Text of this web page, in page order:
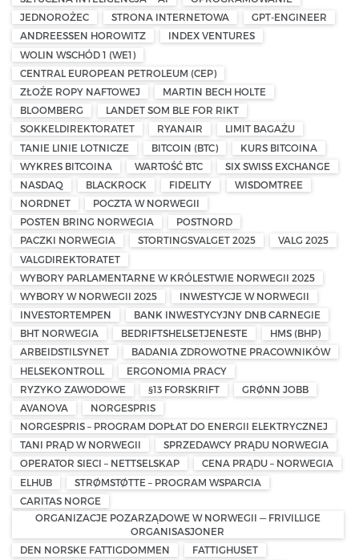
JEDNOROŻEC
STRONA INTERNETOWA
GPT-ENGINEER
ANDREESSEN HOROWITZ
INDEX VENTURES
WOLIN WSCHÓD 1 (WE1)
CENTRAL EUROPEAN PETROLEUM (CEP)
ZŁOŻE ROPY NAFTOWEJ
MARTIN BECH HOLTE
BLOOMBERG
LANDET SOM BLE FOR RIKT
SOKKELDIREKTORATET
RYANAIR
LIMIT BAGAŻU
TANIE LINIE LOTNICZE
BITCOIN (BTC)
KURS BITCOINA
WYKRES BITCOINA
WARTOŚĆ BTC
SIX SWISS EXCHANGE
NASDAQ
BLACKROCK FIDELITY
WISDOMTREE
NORDNET
POCZTA W NORWEGII
POSTEN BRING NORWEGIA
POSTNORD
PACZKI NORWEGIA
STORTINGSVALGET 2025
VALG 2025
VALGDIREKTORATET
WYBORY PARLAMENTARNE W KRÓLESTWIE NORWEGII 2025
WYBORY W NORWEGII 2025
INWESTYCJE W NORWEGII
INVESTORTEMPEN
BANK INWESTYCYJNY DNB CARNEGIE
BHT NORWEGIA
BEDRIFTSHELSETJENESTE
HMS (BHP)
ARBEIDSTILSYNET
BADANIA ZDROWOTNE PRACOWNIKÓW
HELSEKONTROLL
ERGONOMIA PRACY
RYZYKO ZAWODOWE
§13 FORSKRIFT
GRØNN JOBB
AVANOVA
NORGESPRIS
NORGESPRIS – PROGRAM DOPŁAT DO ENERGII ELEKTRYCZNEJ
TANI PRĄD W NORWEGII
SPRZEDAWCY PRĄDU NORWEGIA
OPERATOR SIECI – NETTSELSKAP
CENA PRĄDU – NORWEGIA
ELHUB
STRØMSTØTTE – PROGRAM WSPARCIA
CARITAS NORGE
ORGANIZACJE POZARZĄDOWE W NORWEGII — FRIVILLIGE
ORGANISASJONER
DEN NORSKE FATTIGDOMMEN
FATTIGHUSET